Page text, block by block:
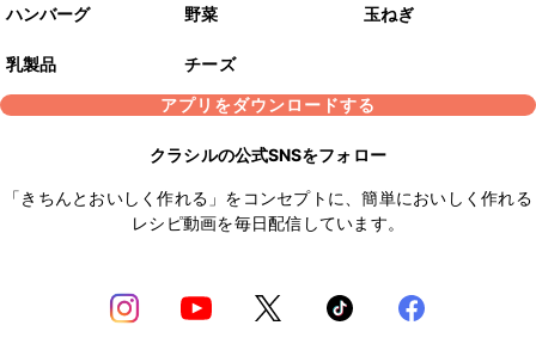
ハンバーグ 野菜 玉ねぎ
乳製品
チーズ
アプリをダウンロードする
クラシルの公式SNSをフォロー
「きちんとおいしく作れる」をコンセプトに、簡単においしく作れる
レシピ動画を毎日配信しています。